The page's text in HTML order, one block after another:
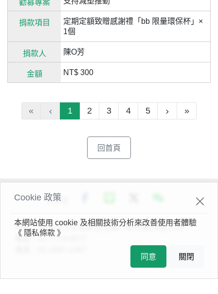
定期定額致贈感謝禮「bb 限量環保杯」×
1個
陳O芳
NT$ 300
« 1 2 3 4 5 »
回首頁
Cookie 政策
本網站使用 cookie 及相關技術分析來改善使用者體驗
《 隱私條款 》
同意 關閉
分享至
地址：新北巿汐止區新台五路一段95號26樓之10
電話：02-7714-6077